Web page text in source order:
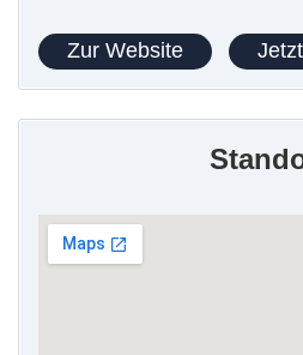
Zur Website